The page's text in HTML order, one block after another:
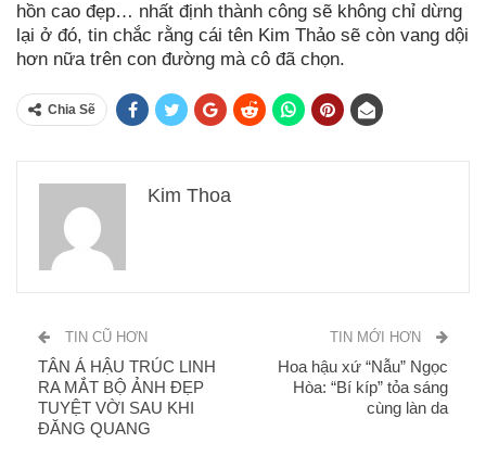
hồn cao đẹp… nhất định thành công sẽ không chỉ dừng
lại ở đó, tin chắc rằng cái tên Kim Thảo sẽ còn vang dội
hơn nữa trên con đường mà cô đã chọn.
Chia Sẽ
Kim Thoa
TIN CŨ HƠN
TÂN Á HẬU TRÚC LINH
RA MẮT BỘ ẢNH ĐẸP
TUYỆT VỜI SAU KHI
ĐĂNG QUANG
TIN MỚI HƠN
Hoa hậu xứ “Nẫu” Ngọc
Hòa: “Bí kíp” tỏa sáng
cùng làn da